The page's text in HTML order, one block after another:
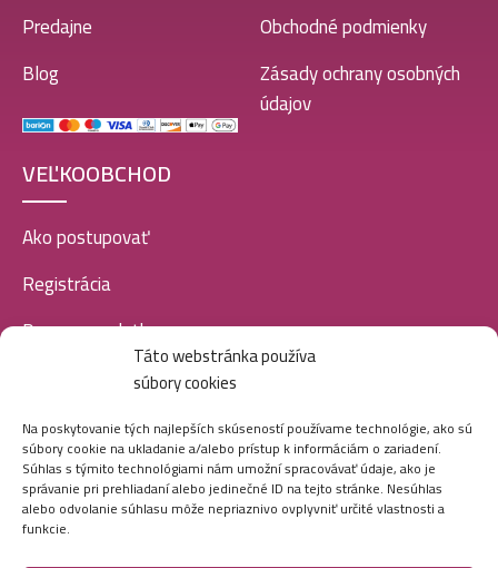
Táto webstránka používa
súbory cookies
Na poskytovanie tých najlepších skúseností používame technológie, ako sú
súbory cookie na ukladanie a/alebo prístup k informáciám o zariadení.
Súhlas s týmito technológiami nám umožní spracovávať údaje, ako je
správanie pri prehliadaní alebo jedinečné ID na tejto stránke. Nesúhlas
alebo odvolanie súhlasu môže nepriaznivo ovplyvniť určité vlastnosti a
funkcie.
Predajne
Blog
Obchodné podmienky
Zásady ochrany osobných
údajov
VEĽKOOBCHOD
Ako postupovať
Registrácia
Doprava a platba
SOCIÁLNE SIETE